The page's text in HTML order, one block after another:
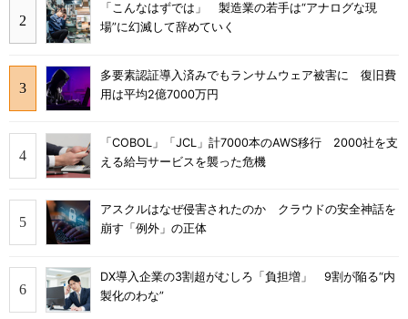
「こんなはずでは」 製造業の若手は“アナログな現
場”に幻滅して辞めていく
多要素認証導入済みでもランサムウェア被害に 復旧費
用は平均2億7000万円
「COBOL」「JCL」計7000本のAWS移行 2000社を支
える給与サービスを襲った危機
アスクルはなぜ侵害されたのか クラウドの安全神話を
崩す「例外」の正体
DX導入企業の3割超がむしろ「負担増」 9割が陥る“内
製化のわな”